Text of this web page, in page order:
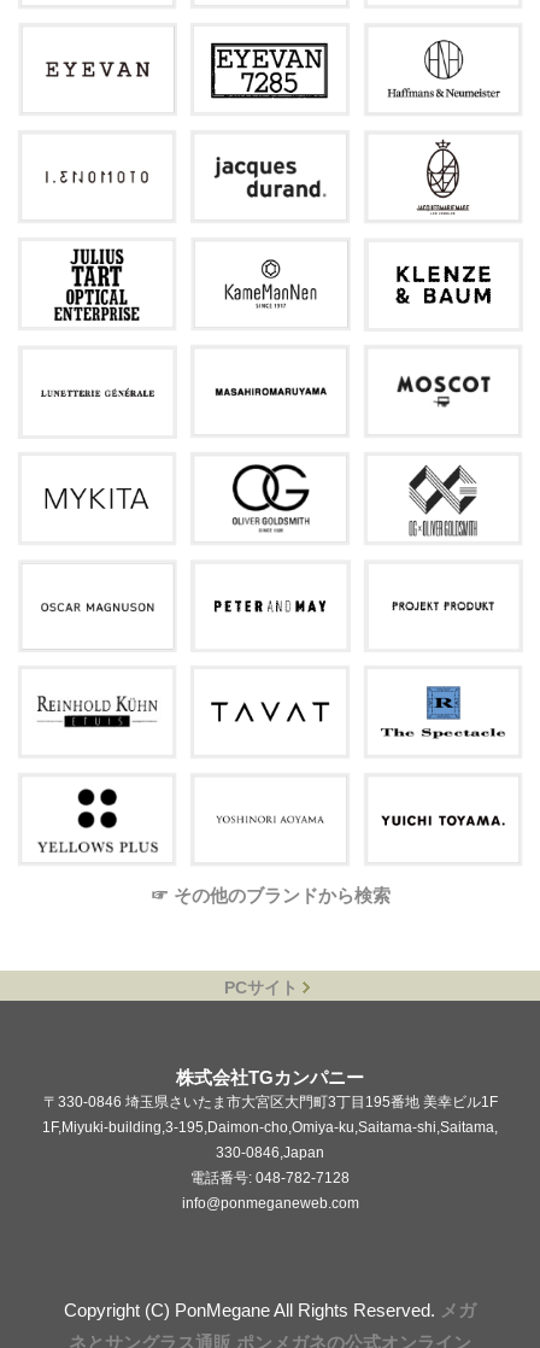
☞ その他のブランドから検索
PCサイト
株式会社TGカンパニー
〒330-0846 埼玉県さいたま市大宮区大門町3丁目195番地 美幸ビル1F
1F,Miyuki-building,3-195,Daimon-cho,Omiya-ku,Saitama-shi,Saitama,
330-0846,Japan
電話番号: 048-782-7128
info@ponmeganeweb.com
Copyright (C) PonMegane All Rights Reserved. メガ
ネとサングラス通販 ポンメガネの公式オンライン